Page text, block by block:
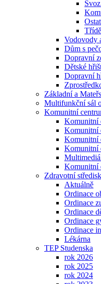
Vodovody
Dům s
Dopravní
Dětské
Dopravní
Základní a
Multifunkční sál
Komunitní
Komunitní
Komunitní
Komunitní
Komunitní
Komunitní
Zdravotní
Aktuálně
Ordinace
Ordinace
Ordinace
Ordinace
Ordinace
Lékárna
TEP Studenska
rok 2026
rok 2025
rok 2024